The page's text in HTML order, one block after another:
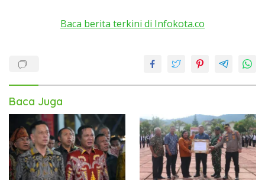
Baca berita terkini di Infokota.co
Baca Juga